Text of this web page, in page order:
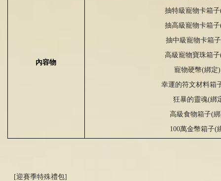
內容物
抽特級寵物卡箱子
抽高級寵物卡箱子
抽中級寵物卡箱子
高級寵物寶珠箱子
寵物硬幣(綁定
幸運的符文材料箱
狂暴的靈魂(綁
高級食物箱子(綁
100萬金幣箱子(
[迎賽季特殊禮包]